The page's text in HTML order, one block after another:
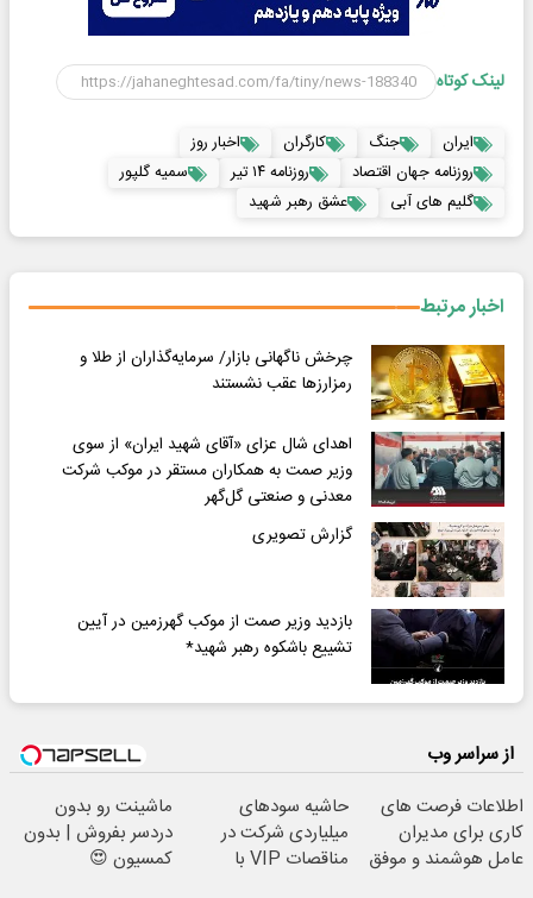
لینک کوتاه
ایران جنگ کارگران
اخبار روز
روزنامه جهان اقتصاد
روزنامه ۱۴ تیر
سمیه گلپور
گلیم های آبی
عشق رهبر شهید
اخبار مرتبط
چرخش ناگهانی بازار/ سرمایه‌گذاران از طلا و
رمزارزها عقب نشستند
اهدای شال عزای «آقای شهید ایران» از سوی
وزیر صمت به همکاران مستقر در موکب شرکت
معدنی و صنعتی گل‌گهر
گزارش تصویری
بازدید وزیر صمت از موکب گهرزمین در آیین
تشییع باشکوه رهبر شهید*
از سراسر وب
اطلاعات فرصت های
کاری برای مدیران
عامل هوشمند و موفق
حاشیه سودهای
میلیاردی شرکت در
مناقصات VIP با
ماشینت رو بدون
دردسر بفروش | بدون
کمسیون 😍